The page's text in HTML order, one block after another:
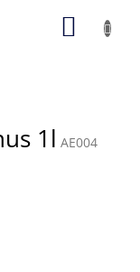
1l AE004